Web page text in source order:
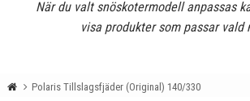
När du valt snöskotermodell anpassas
visa produkter som passar vald
Polaris Tillslagsfjäder (Original) 140/330